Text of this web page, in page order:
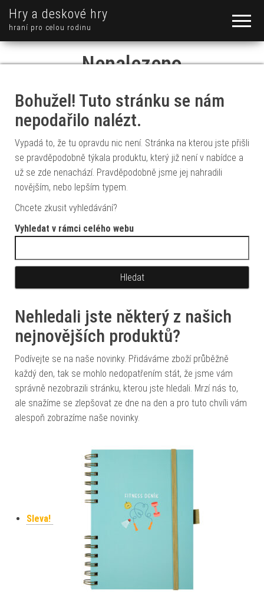
Hry a deskové hry
hraní pro celou rodinu
Nenalezeno
Bohužel! Tuto stránku se nám
nepodařilo nalézt.
Vypadá to, že tu opravdu nic není. Stránka na kterou jste přišli
se pravděpodobně týkala produktu, který již není v nabídce a
už se zde nenachází. Pravděpodobně jsme jej nahradili
novějším, nebo lepším typem.
Chcete zkusit vyhledávání?
Vyhledat v rámci celého webu
Nehledali jste některý z našich
nejnovějších produktů?
Podívejte se na naše novinky. Přidáváme zboží průběžně
každý den, tak se mohlo nedopatřením stát, že jsme vám
správně nezobrazili stránku, kterou jste hledali. Mrzí nás to,
ale snažíme se zlepšovat ze dne na den a pro tuto chvíli vám
alespoň zobrazíme naše novinky.
Sleva!